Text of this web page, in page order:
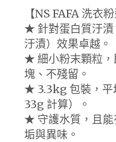
【NS FAFA 洗衣
★ 針對蛋白質汙漬
汙漬）效果卓越。
★ 細小粉末顆粒，
塊、不殘留。
★ 3.3kg 包裝，平
33g 計算）。
★ 守護水質，且能
垢與異味。